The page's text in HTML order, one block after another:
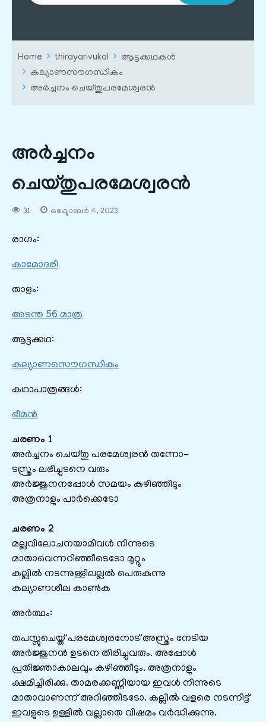
Home thirayarivukal
ആട്ടക്കഥകൾ
കല്യാണസൗഗന്ധികം
അർച്ചനം ചെയ്തുപരമേശ്വരൻ
അർച്ചനം
ചെയ്തുപരമേശ്വരൻ
31 ഒക്ടോബർ 4, 2023
രാഗം:
കാമോദരി
താളം:
അടന്ത 56 മാത്ര
ആട്ടക്കഥ:
കല്യാണസൌഗന്ധികം
കഥാപാത്രങ്ങൾ:
ഭീമൻ
ചരണം 1
അര്‍ച്ചനം ചെയ്തു പരമേശ്വരന്‍ തന്നോ-
ടസ്ത്രം ലഭിച്ചുടനെ വരും
അര്‍ജ്ജുനനപ്പോള്‍ സമയം കഴിഞ്ഞീടും
അത്രനാളും പാര്‍ക്കെടോ
ചരണം 2
മല്ലവിലോചനയാമിവള്‍ നിന്നുടെ
മാതാവെന്നറിഞ്ഞീടെടോ മുറ്റും
കല്ലില്‍ നടന്നുള്ളിലല്ലല്‍ പെരുകുന്നു
കല്യാണശീല കാണ്‍ക
അർത്ഥം:
തപസ്സുചെയ്ത് പരമേശ്വരനോട് അസ്ത്രം നേടിയ
അര്‍ജ്ജുനന്‍ ഉടനെ തിരിച്ചുവരും. അപ്പോള്‍
പ്രതിജ്ഞാകാലവും കഴിഞ്ഞീടും. അത്രനാളും
ക്ഷമിച്ചിരിക്കു. താമരക്കണ്ണിയായ ഇവള്‍ നിന്നുടെ
മാതാവാണന്ന് അറിഞ്ഞീടടോ. കല്ലില്‍ വളരെ നടന്നിട്ട്
ഇവളുടെ ഉള്ളില്‍ വല്ലാതെ വിഷമം വര്‍ദ്ധിക്കുന്നു.